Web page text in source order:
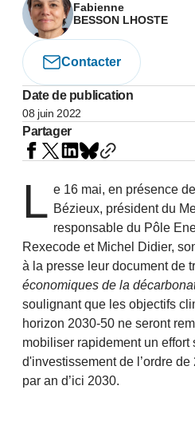
Fabienne
BESSON LHOSTE
Contacter
Date de publication
08 juin 2022
Partager
L e 16 mai, en présence
Bézieux, président du
responsable du Pôle
Rexecode et Michel Didier,
à la presse leur document de
économiques de la
soulignant que les objectifs
horizon 2030-50 ne seront
mobiliser rapidement un effort
d'investissement de l’ordre
par an d’ici 2030.